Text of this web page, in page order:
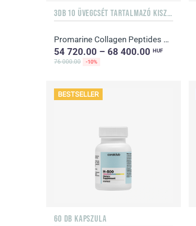
3DB 10 ÜVEGCSÉT TARTALMAZÓ KISZERLÉS
Promarine Collagen Peptides étrend-kiegészítő, édesítőszerrel 1 havi adag
54 720.00 – 68 400.00HUF
76 000.00
-10%
BESTSELLER
60 DB KAPSZULA